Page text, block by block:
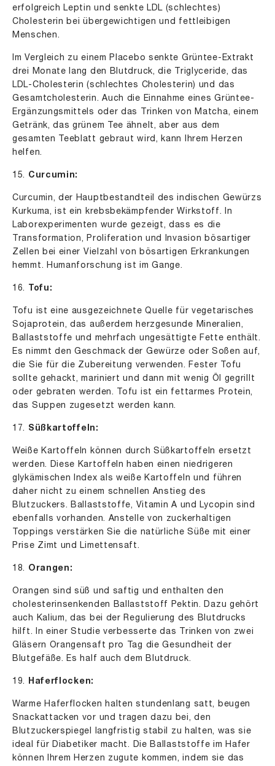
erfolgreich Leptin und senkte LDL (schlechtes)
Cholesterin bei übergewichtigen und fettleibigen
Menschen.
Im Vergleich zu einem Placebo senkte Grüntee-Extrakt
drei Monate lang den Blutdruck, die Triglyceride, das
LDL-Cholesterin (schlechtes Cholesterin) und das
Gesamtcholesterin. Auch die Einnahme eines Grüntee-
Ergänzungsmittels oder das Trinken von Matcha, einem
Getränk, das grünem Tee ähnelt, aber aus dem
gesamten Teeblatt gebraut wird, kann Ihrem Herzen
helfen.
15. Curcumin:
Curcumin, der Hauptbestandteil des indischen Gewürzs
Kurkuma, ist ein krebsbekämpfender Wirkstoff. In
Laborexperimenten wurde gezeigt, dass es die
Transformation, Proliferation und Invasion bösartiger
Zellen bei einer Vielzahl von bösartigen Erkrankungen
hemmt. Humanforschung ist im Gange.
16. Tofu:
Tofu ist eine ausgezeichnete Quelle für vegetarisches
Sojaprotein, das außerdem herzgesunde Mineralien,
Ballaststoffe und mehrfach ungesättigte Fette enthält.
Es nimmt den Geschmack der Gewürze oder Soßen auf,
die Sie für die Zubereitung verwenden. Fester Tofu
sollte gehackt, mariniert und dann mit wenig Öl gegrillt
oder gebraten werden. Tofu ist ein fettarmes Protein,
das Suppen zugesetzt werden kann.
17. Süßkartoffeln:
Weiße Kartoffeln können durch Süßkartoffeln ersetzt
werden. Diese Kartoffeln haben einen niedrigeren
glykämischen Index als weiße Kartoffeln und führen
daher nicht zu einem schnellen Anstieg des
Blutzuckers. Ballaststoffe, Vitamin A und Lycopin sind
ebenfalls vorhanden. Anstelle von zuckerhaltigen
Toppings verstärken Sie die natürliche Süße mit einer
Prise Zimt und Limettensaft.
18. Orangen:
Orangen sind süß und saftig und enthalten den
cholesterinsenkenden Ballaststoff Pektin. Dazu gehört
auch Kalium, das bei der Regulierung des Blutdrucks
hilft. In einer Studie verbesserte das Trinken von zwei
Gläsern Orangensaft pro Tag die Gesundheit der
Blutgefäße. Es half auch dem Blutdruck.
19. Haferflocken:
Warme Haferflocken halten stundenlang satt, beugen
Snackattacken vor und tragen dazu bei, den
Blutzuckerspiegel langfristig stabil zu halten, was sie
ideal für Diabetiker macht. Die Ballaststoffe im Hafer
können Ihrem Herzen zugute kommen, indem sie das